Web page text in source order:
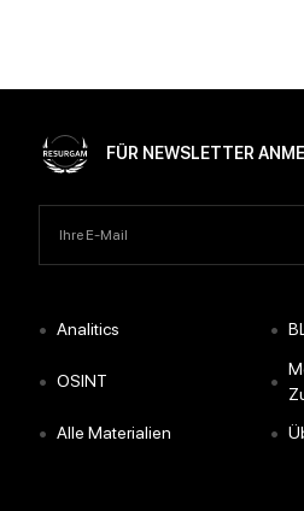
FÜR NEWSLETTER
• Analitics •
• OSINT •
• Alle Materialien •